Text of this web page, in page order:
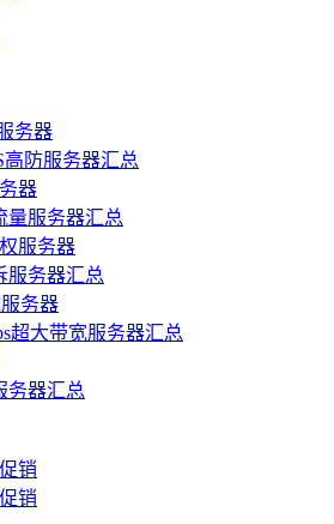
务器
高防服务器汇总
器
量服务器汇总
服务器
服务器汇总
务器
超大带宽服务器汇总
务器汇总
销
销